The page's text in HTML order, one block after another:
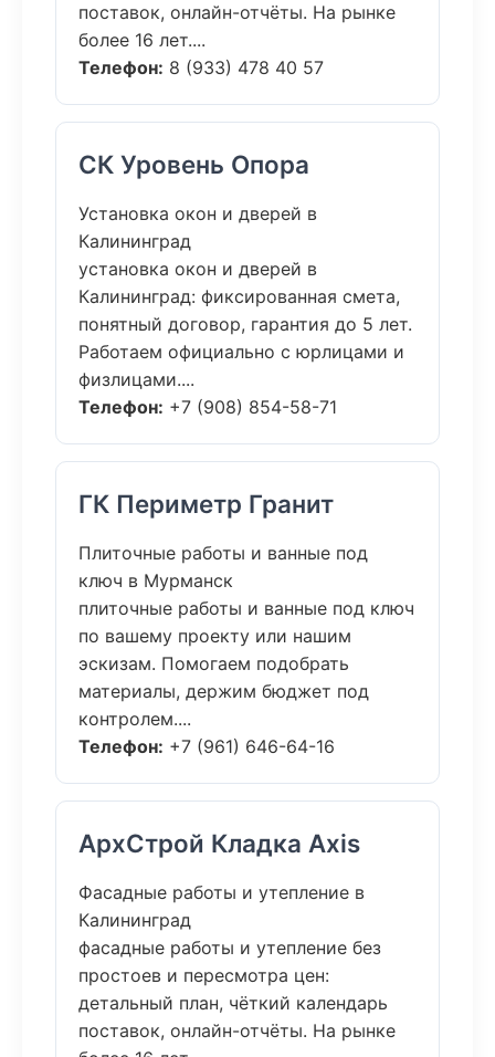
поставок, онлайн-отчёты. На рынке
более 16 лет....
Телефон: 8 (933) 478 40 57
СК Уровень Опора
Установка окон и дверей в
Калининград
установка окон и дверей в
Калининград: фиксированная смета,
понятный договор, гарантия до 5 лет.
Работаем официально с юрлицами и
физлицами....
Телефон: +7 (908) 854-58-71
ГК Периметр Гранит
Плиточные работы и ванные под
ключ в Мурманск
плиточные работы и ванные под ключ
по вашему проекту или нашим
эскизам. Помогаем подобрать
материалы, держим бюджет под
контролем....
Телефон: +7 (961) 646-64-16
АрхСтрой Кладка Axis
Фасадные работы и утепление в
Калининград
фасадные работы и утепление без
простоев и пересмотра цен:
детальный план, чёткий календарь
поставок, онлайн-отчёты. На рынке